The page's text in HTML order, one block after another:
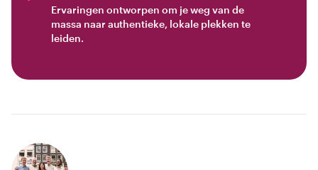
Ervaringen ontworpen om je weg van de
massa naar authentieke, lokale plekken te
leiden.